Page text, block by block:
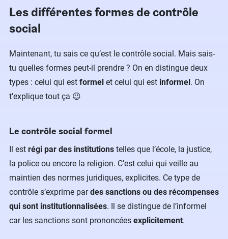
Les différentes formes de contrôle
social
Maintenant, tu sais ce qu’est le contrôle social. Mais sais-
tu quelles formes peut-il prendre ? On en distingue deux
types : celui qui est formel et celui qui est informel. On
t’explique tout ça 😉
Le contrôle social formel
Il est régi par des institutions telles que l’école, la justice,
la police ou encore la religion. C’est celui qui veille au
maintien des normes juridiques, explicites. Ce type de
contrôle s’exprime pardes sanctions ou des récompenses
qui sont institutionnalisées. Il se distingue de l’informel
car les sanctions sont prononcées explicitement.